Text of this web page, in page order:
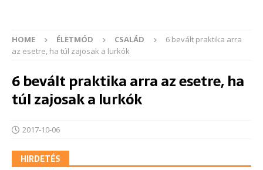
HOME ÉLETMÓD CSALÁD
6 bevált praktika arra
az esetre, ha túl zajosak a lurkók
6 bevált praktika arra az esetre, ha
túl zajosak a lurkók
2017-10-06
HIRDETÉS